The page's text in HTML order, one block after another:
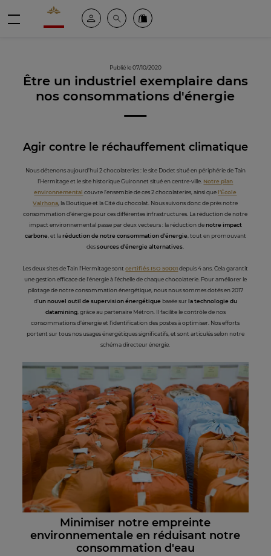
Valrhona - Imaginons le meilleur du chocolat
Espace clientRechercheCommandez en ligne
Publié le 07/10/2020
Être un industriel exemplaire dans
nos consommations d'énergie
Agir contre le réchauffement climatique
Nous détenons aujourd’hui 2 chocolateries : le site Dodet situé en périphérie de Tain
l’Hermitage et le site historique Guironnet situé en centre-ville. Notre plan
environnemental couvre l’ensemble de ces 2 chocolateries, ainsi quel’École
Valrhona , la Boutique et la Cité du chocolat. Nous suivons donc de près notre
consommation d’énergie pour ces différentes infrastructures. La réduction de notre
impact environnemental passe par deux vecteurs : la réduction denotre impact
carbone, et laréduction de notre consommation d’énergie, tout en promouvant
dessources d’énergie alternatives
Les deux sites de Tain l'Hermitage sontcertifiés ISO 50001depuis 4 ans. Cela garantit
une gestion efficace de l'énergie à l’échelle de chaque chocolaterie. Pour améliorer le
pilotage de notre consommation énergétique, nous nous sommes dotés en 2017
d’un nouvel outil de supervision énergétiquebasée sur la technologie du
datamining, grâce au partenaire Métron. Il facilite le contrôle de nos
consommations d’énergie et l’identification des postes à optimiser. Nos efforts
portent sur tous nos usages énergétiques significatifs, et sont articulés selon notre
schéma directeur énergie.
Minimiser notre empreinte
environnementale en réduisant notre
consommation d'eau